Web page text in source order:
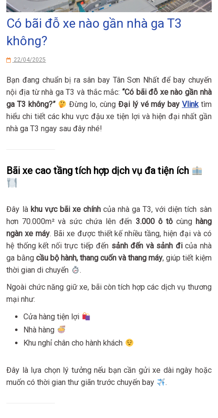
Có bãi đỗ xe nào gần nhà ga T3
không?
22/04/2025
Bạn đang chuẩn bị ra sân bay Tân Sơn Nhất để bay chuyến
nội địa từ nhà ga T3 và thắc mắc: “Có bãi đỗ xe nào gần nhà
ga T3 không?”
Đừng lo, cùng Đại lý vé máy bay Vlinktìm
hiểu chi tiết các khu vực đậu xe tiện lợi và hiện đại nhất gần
nhà ga T3 ngay sau đây nhé!
Bãi xe cao tầng tích hợp dịch vụ đa tiện ích
Đây là khu vực bãi xe chínhcủa nhà ga T3, với diện tích sàn
hơn 70.000m² và sức chứa lên đến 3.000 ô tôcùng hàng
ngàn xe máy. Bãi xe được thiết kế nhiều tầng, hiện đại và có
hệ thống kết nối trực tiếp đến sảnh đến và sảnh đicủa nhà
ga bằng cầu bộ hành, thang cuốn và thang máy, giúp tiết kiệm
thời gian di chuyển
.
Ngoài chức năng giữ xe, bãi còn tích hợp các dịch vụ thương
mại như:
Cửa hàng tiện lợi
Nhà hàng
Khu nghỉ chân cho hành khách
Đây là lựa chọn lý tưởng nếu bạn cần gửi xe dài ngày hoặc
muốn có thời gian thư giãn trước chuyến bay
.